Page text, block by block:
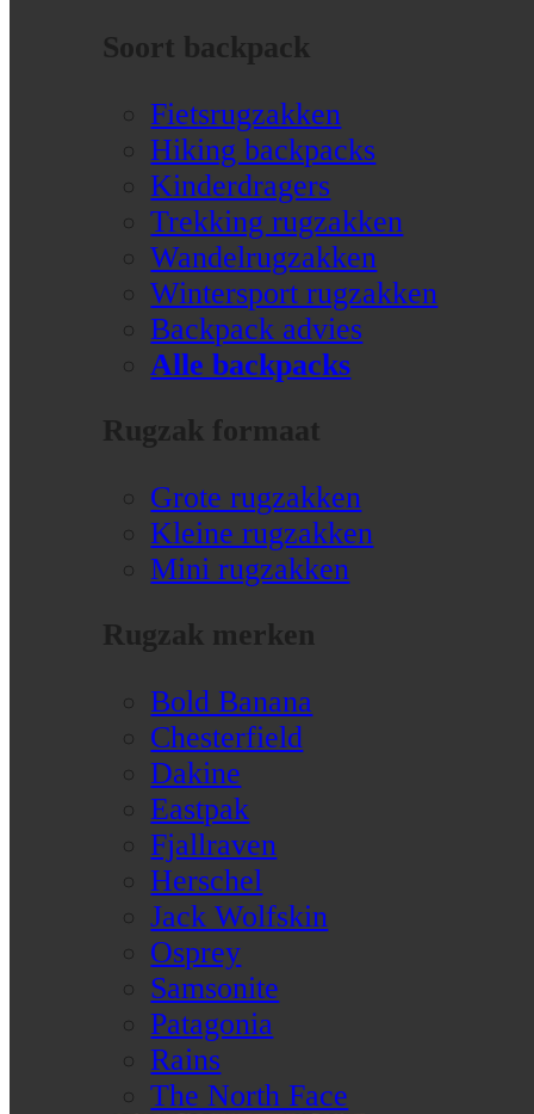
Soort backpack
Fietsrugzakken
Hiking backpacks
Kinderdragers
Trekking rugzakken
Wandelrugzakken
Wintersport rugzakken
Backpack advies
Alle backpacks
Rugzak formaat
Grote rugzakken
Kleine rugzakken
Mini rugzakken
Rugzak merken
Bold Banana
Chesterfield
Dakine
Eastpak
Fjallraven
Herschel
Jack Wolfskin
Osprey
Samsonite
Patagonia
Rains
The North Face